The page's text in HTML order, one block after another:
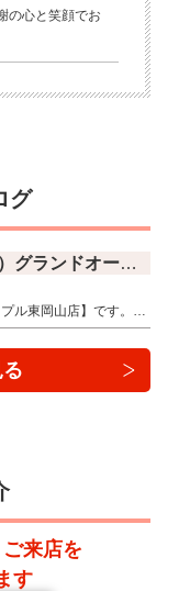
の心と笑顔でお
グ
アップル東岡山店 ５月１日（木）グランドオープン！！
ル東岡山店】です。…
来店を
す